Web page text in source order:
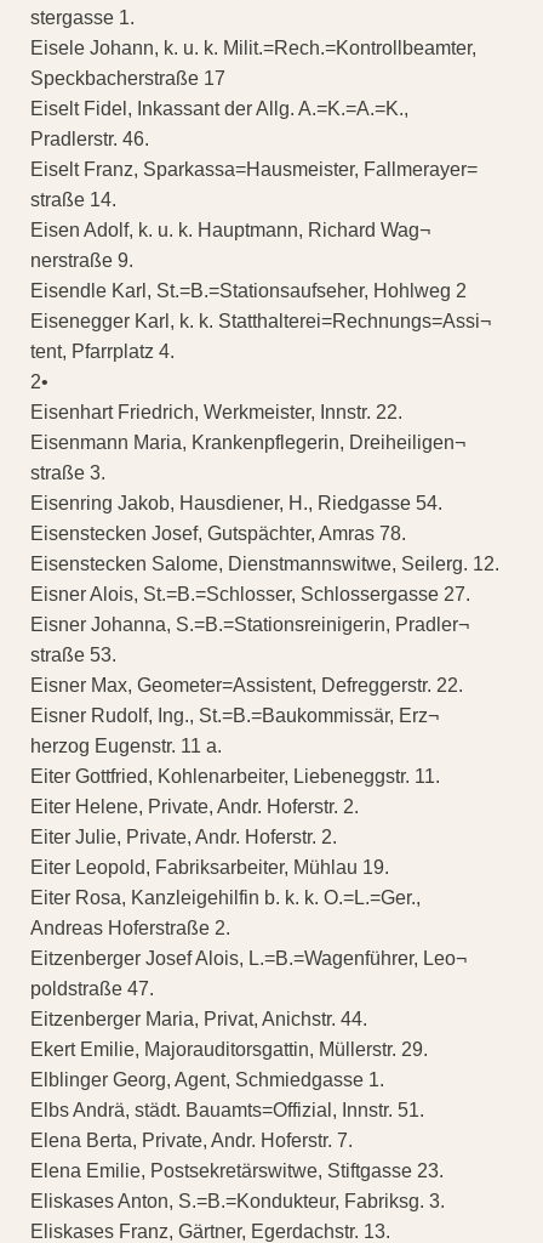
stergasse 1.
Eisele Johann, k. u. k. Milit.=Rech.=Kontrollbeamter,
Speckbacherstraße 17
Eiselt Fidel, Inkassant der Allg. A.=K.=A.=K.,
Pradlerstr. 46.
Eiselt Franz, Sparkassa=Hausmeister, Fallmerayer=
straße 14.
Eisen Adolf, k. u. k. Hauptmann, Richard Wag¬
nerstraße 9.
Eisendle Karl, St.=B.=Stationsaufseher, Hohlweg 2
Eisenegger Karl, k. k. Statthalterei=Rechnungs=Assi¬
tent, Pfarrplatz 4.
2•
Eisenhart Friedrich, Werkmeister, Innstr. 22.
Eisenmann Maria, Krankenpflegerin, Dreiheiligen¬
straße 3.
Eisenring Jakob, Hausdiener, H., Riedgasse 54.
Eisenstecken Josef, Gutspächter, Amras 78.
Eisenstecken Salome, Dienstmannswitwe, Seilerg. 12.
Eisner Alois, St.=B.=Schlosser, Schlossergasse 27.
Eisner Johanna, S.=B.=Stationsreinigerin, Pradler¬
straße 53.
Eisner Max, Geometer=Assistent, Defreggerstr. 22.
Eisner Rudolf, Ing., St.=B.=Baukommissär, Erz¬
herzog Eugenstr. 11 a.
Eiter Gottfried, Kohlenarbeiter, Liebeneggstr. 11.
Eiter Helene, Private, Andr. Hoferstr. 2.
Eiter Julie, Private, Andr. Hoferstr. 2.
Eiter Leopold, Fabriksarbeiter, Mühlau 19.
Eiter Rosa, Kanzleigehilfin b. k. k. O.=L.=Ger.,
Andreas Hoferstraße 2.
Eitzenberger Josef Alois, L.=B.=Wagenführer, Leo¬
poldstraße 47.
Eitzenberger Maria, Privat, Anichstr. 44.
Ekert Emilie, Majorauditorsgattin, Müllerstr. 29.
Elblinger Georg, Agent, Schmiedgasse 1.
Elbs Andrä, städt. Bauamts=Offizial, Innstr. 51.
Elena Berta, Private, Andr. Hoferstr. 7.
Elena Emilie, Postsekretärswitwe, Stiftgasse 23.
Eliskases Anton, S.=B.=Kondukteur, Fabriksg. 3.
Eliskases Franz, Gärtner, Egerdachstr. 13.